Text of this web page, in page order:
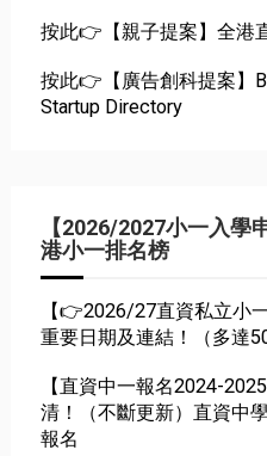
按此👉【親子提案】全港
按此👉【廣告創科提案】
Startup Directory
【2026/2027小一入學
港小一排名榜
【👉2026/27直資私立小
重要日期及連結！（多達
【直資中一報名2024-
清！（不斷更新）直資中
報名